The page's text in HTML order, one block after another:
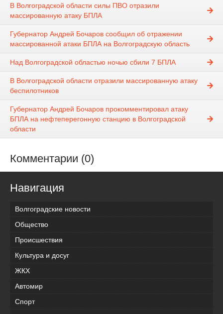
В Волгоградской области силы ПВО отразили
массированную атаку БПЛА
Губернатор Андрей Бочаров сообщил об отражении
массированной атаки БПЛА на Волгоградскую область
Над Волгоградской областью ночью сбили 7 БПЛА
В Волгоградской области отразили массированную атаку
беспилотников
Губернатор Андрей Бочаров прокомментировал атаку
БПЛА на нефтеперегонную станцию в Волгоградской
области
Комментарии (0)
Навигация
Волгоградские новости
Общество
Происшествия
Культура и досуг
ЖКХ
Автомир
Спорт